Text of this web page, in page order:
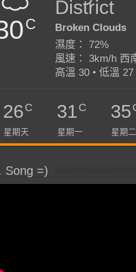
C
District
Broken Clouds
濕度： 72%
風速： 3km/h 西
高溫 30 • 低溫 27
26C
星期天
31C
星期一
35
星期二
Song =)